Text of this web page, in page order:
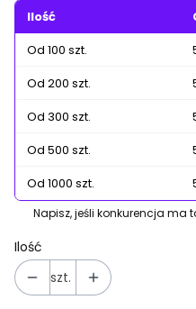
Ilość
Od 100 szt.
Od 200 szt.
Od 300 szt.
Od 500 szt.
Od 1000 szt.
Napisz, jeśli konkurencja ma
Ilość
szt.